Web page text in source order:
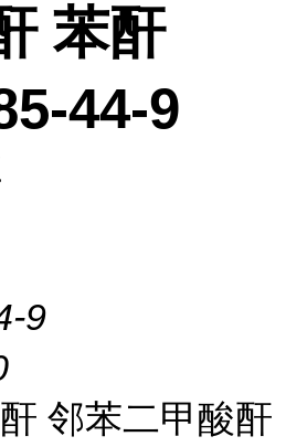
苯酐
44-9
9
邻苯二甲酸酐